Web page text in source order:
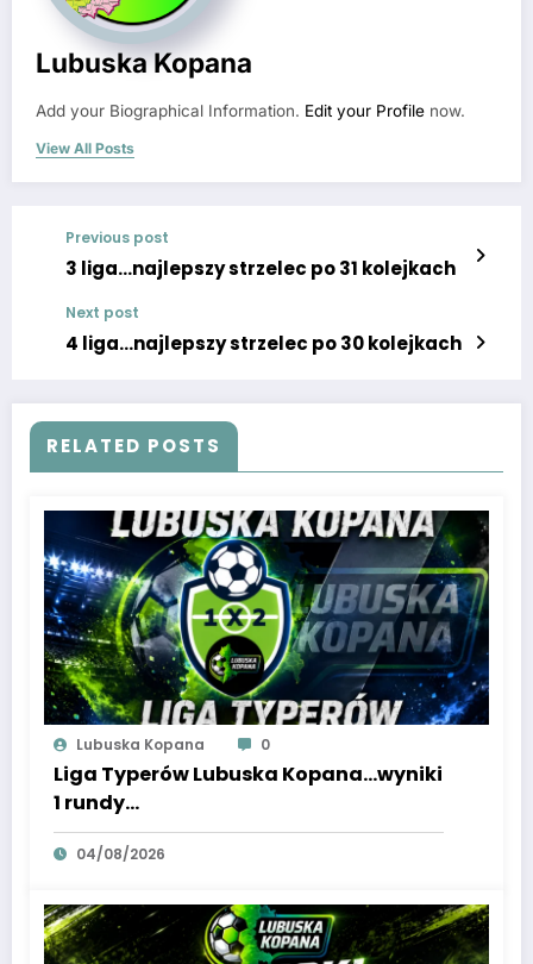
Lubuska Kopana
Add your Biographical Information. Edit your Profile now.
View All Posts
Previous post
3 liga…najlepszy strzelec po 31 kolejkach
Next post
4 liga…najlepszy strzelec po 30 kolejkach
RELATED POSTS
Lubuska Kopana 0
Liga Typerów Lubuska Kopana…wyniki
1 rundy…
04/08/2026